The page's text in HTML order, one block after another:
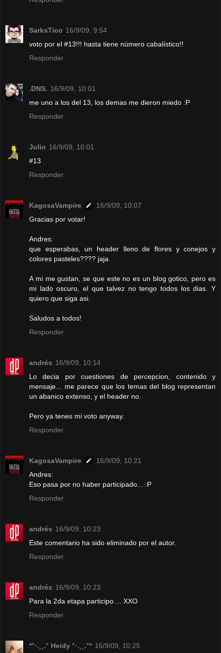
SarksTico 16/9/09, 9:54
voto por el #13!!! hasta tiene número cabalístico!!
Responder
.DNS. 16/9/09, 10:01
me uno a los del 13, los demas me dieron miedo :P
Responder
Julio 16/9/09, 10:01
#13
Responder
KagosaVampire
16/9/09, 10:07
Gracias por votar!
Andres:
que esperabas, un header lleno de flores y conejos y
colores pasteles???? jaja
A mi me gustan, se que este no es un blog gotico, pero es
mi lado oscuro, el que talvez no tengo todos los dias. Y
quiero que siga asi.
Saludos a todos!
Responder
andrés 16/9/09, 10:14
Lo decia por cuestiones de percepcion, contenido y
mensaje... me parece que los temas del blog representan
un abanico extenso, y el header no.
Pero ya tenes mi voto anyway.
Responder
KagosaVampire
16/9/09, 10:21
Andres:
Eso pasa por no haber participado... :P
Responder
andrés 16/9/09, 10:23
Este comentario ha sido eliminado por el autor.
Responder
andrés 16/9/09, 10:23
Para la 2da etapa participo.... XXO
Responder
*°·.¸¸.° Heidy °·.¸¸.°* 16/9/09, 10:25